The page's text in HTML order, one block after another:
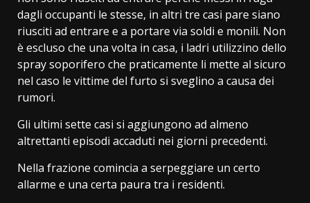
dagli occupanti le stesse, in altri tre casi pare siano
riusciti ad entrare e a portare via soldi e monili. Non
è escluso che una volta in casa, i ladri utilizzino dello
spray soporifero che praticamente li mette al sicuro
nel caso le vittime del furto si sveglino a causa dei
rumori.
Gli ultimi sette casi si aggiungono ad almeno
altrettanti episodi accaduti nei giorni precedenti.
Nella frazione comincia a serpeggiare un certo
allarme e una certa paura tra i residenti.